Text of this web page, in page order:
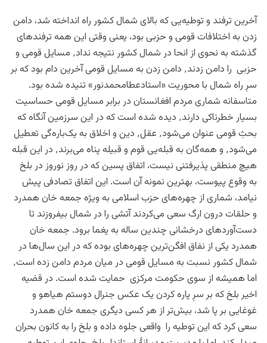
آخرین ترفند و توطیه‌یی که بالای شمال کشور راه انداخته شد، دامن
زدن به اختلافات قومی و حزبی بود، یعنی وقتی این همه ترفندهای
گذشته به نحوی از انحا در شمال کشور نتیجه نداد٬ مسایل قومی و
حزبی را دامن زدند٬ دامن زدن به مسایل قومی آخرین دام بود که بر
سرِ راه شمال با محوریت «استادعطامحمدنور» تنیده شده بود.
متاسفانه شماری مردم افغانستان در برابر مسایل قومی حساسیت
بسیار خطرناکی دارند٬ دیده شده است که در این سرزمین آنگاه که
بحثِ قومی عنوان می‌شود٬ عقل٬ دین و اخلاق به یک‌باره‌گی تعطیل
می‌شود٬ و همه‌گان به قبله‌یی قوم و قبیله پناه می‌برند٬ در این قبله
هیچ منطقی پذیرفتنی نیست، اتفاق پسین که در روز نوروز در بلخ
به وقوع پیوست، بهترین نمونه آن است. این اتفاق تصادفی پیش
نیامد، شماری از چهره‌های حزب اسلامی به ویژه جمعه خان همدرد
و حلقات درون ارگ سعی می‌کردند آتشی را در شمال بیفروزند تا
دست
. جمعه خان
همدرد یکی از نفاق افگن‌ترین چهره‌های بوده که در این سال‌ها در
شمال کشور نسبت به مسایل قومی در میان مردم دامن زده است٬
اما همیشه از سوی حکومت مرکزی حمایت شده است. در قضیه
اخیر بلخ که بر سرِ پاره کردن یک عکس جنرال دوستم هیاهو و
غوغایی بر پا شد، بیش‌تر از هر کسی دیگری جمعه خان همدرد
سعی کرد که این توطیه را واقعی جلوه داده و بلخ را به کانون بحران